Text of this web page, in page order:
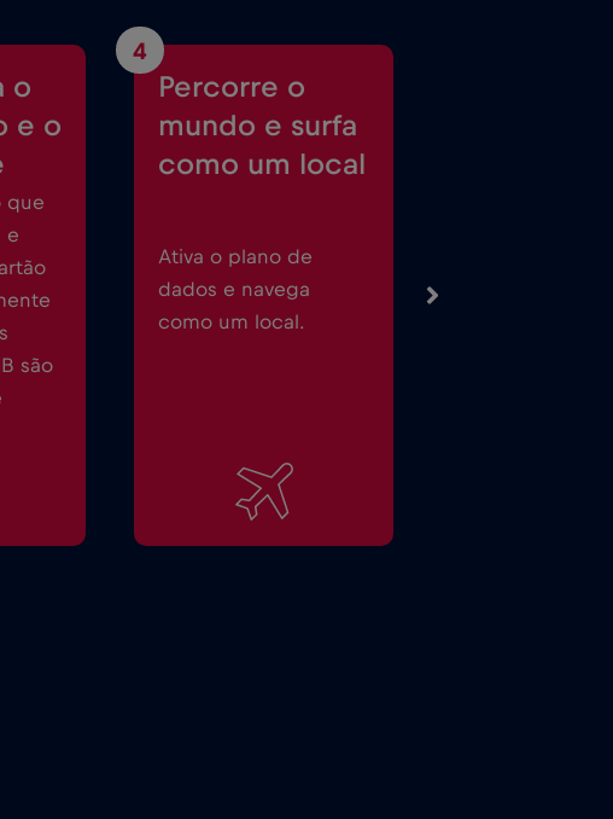
o
e o
que
e
são
4
Percorre o
mundo e surfa
como um local
Ativa o plano de
dados e navega
como um local.